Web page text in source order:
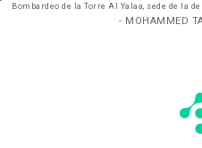
Bombardeo de la Torre Al Yalaa, sede de la
- MOHAMMED